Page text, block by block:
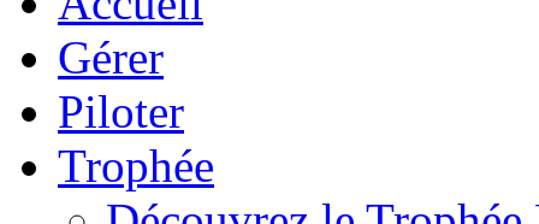
Gérer
Piloter
Trophée